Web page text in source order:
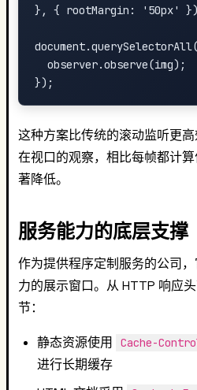
}, { rootMargin: '50px'
  observer.observe(img);
这种方案比传统的滚动监听更
在视口的观察，相比每帧都计
著降低。
服务能力的底层支撑
作为提供程序定制服务的公司
力的展示窗口。从 HTTP 响应
节：
静态资源使用 Cache-
进行长期缓存